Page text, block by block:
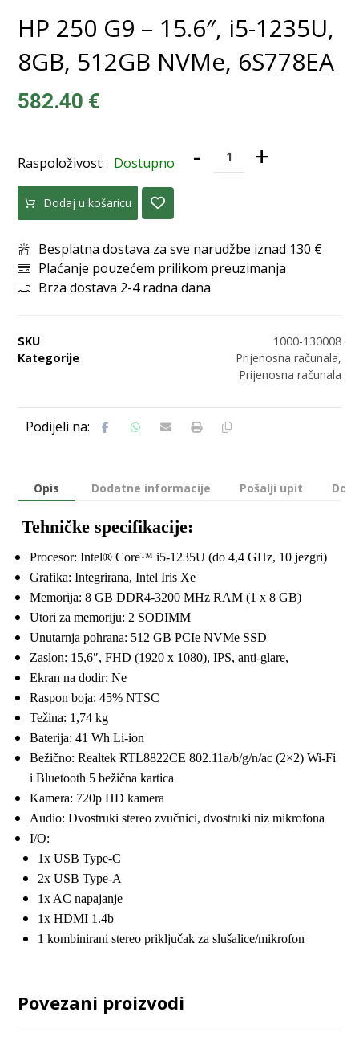
HP 250 G9 – 15.6″, i5-1235U,
8GB, 512GB NVMe, 6S778EA
582.40 €
Raspoloživost: Dostupno - +
Dodaj u košaricu
Besplatna dostava za sve narudžbe iznad 130 €
Plaćanje pouzećem prilikom preuzimanja
Brza dostava 2-4 radna dana
SKU
1000-130008
Kategorije
Prijenosna računala,
Prijenosna računala
Opis Dodatne informacije Pošalji upit
Tehničke specifikacije:
Procesor: Intel® Core™ i5-1235U (do 4,4 GHz, 10 jezgri)
Grafika: Integrirana, Intel Iris Xe
Memorija: 8 GB DDR4-3200 MHz RAM (1 x 8 GB)
Utori za memoriju: 2 SODIMM
Unutarnja pohrana: 512 GB PCIe NVMe SSD
Zaslon: 15,6″, FHD (1920 x 1080), IPS, anti-glare,
Ekran na dodir: Ne
Raspon boja: 45% NTSC
Težina: 1,74 kg
Baterija: 41 Wh Li-ion
Bežično: Realtek RTL8822CE 802.11a/b/g/n/ac (2×2) Wi-Fi
i Bluetooth 5 bežična kartica
Kamera: 720p HD kamera
Audio: Dvostruki stereo zvučnici, dvostruki niz mikrofona
I/O:
1x USB Type-C
2x USB Type-A
1x AC napajanje
1x HDMI 1.4b
1 kombinirani stereo priključak za slušalice/mikrofon
Povezani proizvodi